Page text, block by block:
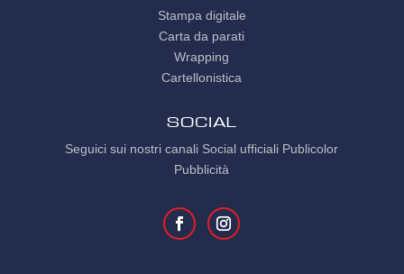
Stampa digitale
Carta da parati
Wrapping
Cartellonistica
SOCIAL
Seguici sui nostri canali Social ufficiali Publicolor
Pubblicità